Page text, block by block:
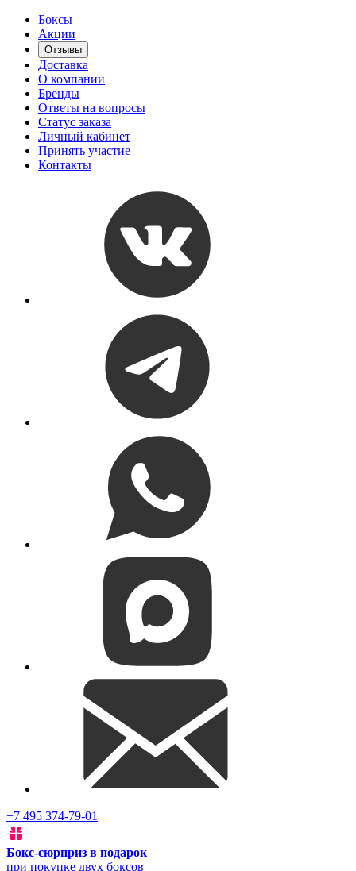
Боксы
Акции
Отзывы
Доставка
О компании
Бренды
Ответы на вопросы
Статус заказа
Личный кабинет
Принять участие
Контакты
+7 495 374-79-01
Бокс-сюрприз в подарок
при покупке двух боксов